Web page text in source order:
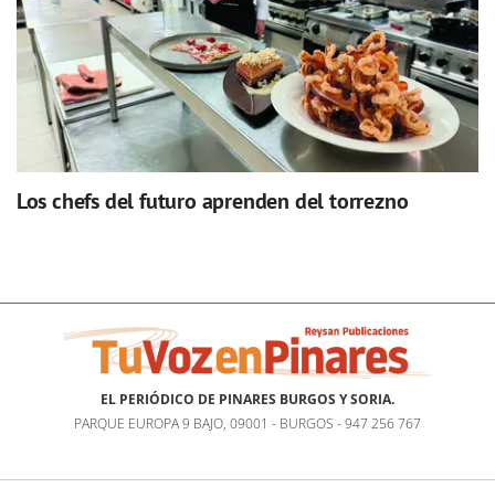
Los chefs del futuro aprenden del torrezno
EL PERIÓDICO DE PINARES BURGOS Y SORIA.
PARQUE EUROPA 9 BAJO, 09001 - BURGOS - 947 256 767